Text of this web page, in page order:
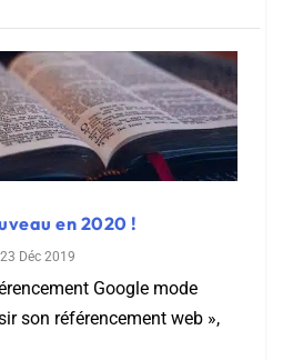
en 2020 !
23 Déc 2019
Google mode
son référencement web »,